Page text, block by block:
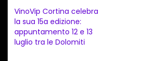
n
t
o
VinoVip Cortina celebra
la sua 15a edizione:
appuntamento 12 e 13
luglio tra le Dolomiti